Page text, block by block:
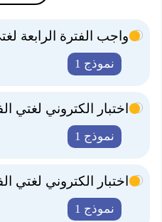
واجب الفترة الرابعة
نموذج 1
اختبار الكتروني لغتي
نموذج 1
اختبار الكتروني لغتي
نموذج 1